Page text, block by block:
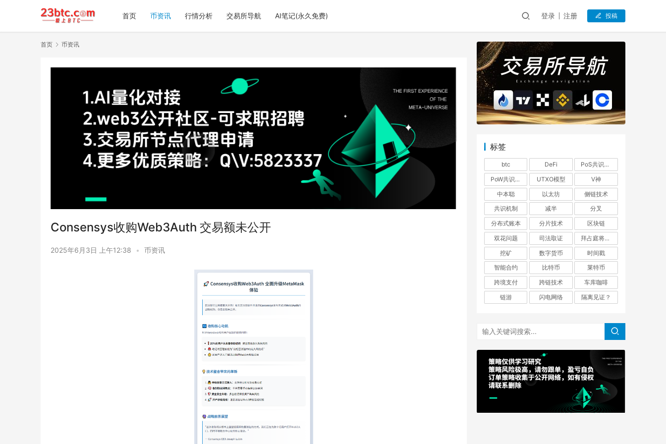
首页 币资讯 行情分析 交易所导航 AI笔记(永久免费) 登录 注册 投稿
首页 币资讯
Consensys收购Web3Auth 交易额未公开
2025年6月3日 上午12:38 • 币资讯
标签
btc DeFi
PoS共识机制
PoW共识机制
UTXO模型
V神
中本聪
以太坊
侧链技术
共识机制
减半
分叉
分布式账本
分片技术
区块链
双花问题
司法取证
拜占庭将军问题
挖矿
数字货币
时间戳
智能合约
比特币
莱特币
跨境支付
跨链技术
车库咖啡
链游
闪电网络 隔离见证？